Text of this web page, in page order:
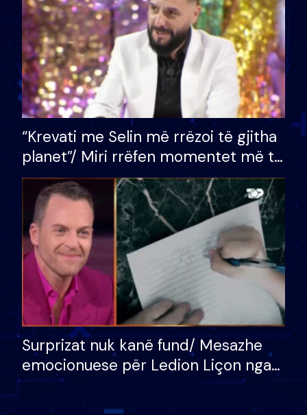
“Krevati me Selin më rrëzoi të gjitha
planet”/ Miri rrëfen momentet më të
bukura në shtëpinë e BB VIP: Do më
mungojë zilja e mëngjesit kur…
Surprizat nuk kanë fund/ Mesazhe
emocionuese për Ledion Liçon nga
nëna dhe fëmijët e tij, moderatori
nuk i mban dot lotët: Nuk meritoj…